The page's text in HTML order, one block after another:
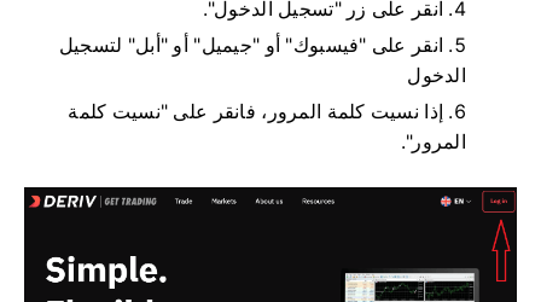
انقر على زر "تسجيل الدخول".
انقر على "فيسبوك" أو "جيميل" أو "أبل" لتسجيل
الدخول
إذا نسيت كلمة المرور، فانقر على "نسيت كلمة
المرور".